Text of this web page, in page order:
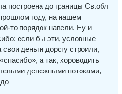
построена до границы Св.обл
году, на нашем
то порядок навели. Ну и
если бы эти, условные
деньги дорогу строили,
а так, хороводить
денежными потоками,